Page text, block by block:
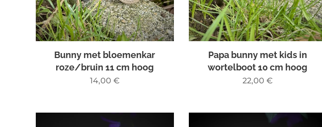
Bunny met bloemenkar
roze/bruin 11 cm hoog
14,00 €
Papa bunny met kids in
wortelboot 10 cm hoog
22,00 €